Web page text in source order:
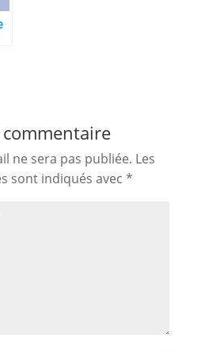
ne sera pas publiée. Les
sont indiqués avec *